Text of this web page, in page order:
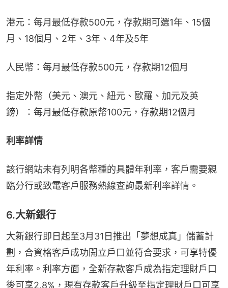
港元：每月最低存款500元，存款期可選1年、15個
月、18個月、2年、3年、4年及5年
人民幣：每月最低存款500元，存款期12個月
指定外幣（美元、澳元、紐元、歐羅、加元及英
鎊）：每月最低存款原幣100元，存款期12個月
利率詳情
該行網站未有列明各幣種的具體年利率，客戶需要親
臨分行或致電客戶服務熱線查詢最新利率詳情。
6.大新銀行
大新銀行即日起至3月31日推出「夢想成真」儲蓄計
劃，合資格客戶成功開立戶口並符合要求，可享特優
年利率。利率方面，全新存款客戶成為指定理財戶口
後可享2.8%，現有存款客戶升級至指定理財戶口可享